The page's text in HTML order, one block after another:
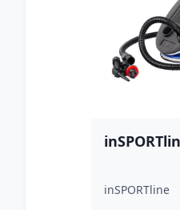
inSPORTline